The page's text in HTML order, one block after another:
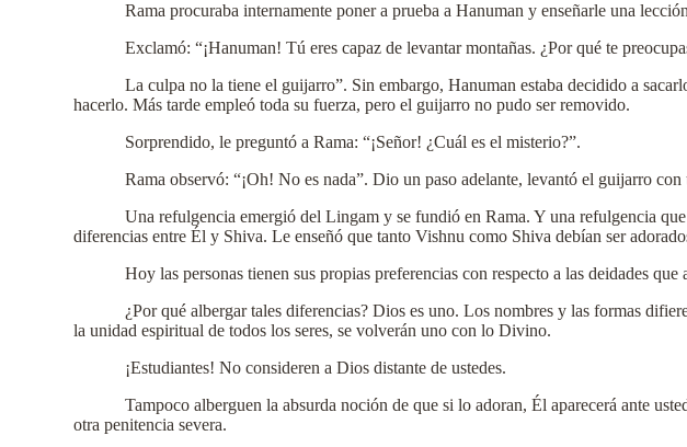
Rama procuraba internamente poner a prueba a Hanuman y enseñarle una
Exclamó: “¡Hanuman! Tú eres capaz de levantar montañas. ¿Por qué te
La culpa no la tiene el guijarro”. Sin embargo, Hanuman estaba decidido a
hacerlo. Más tarde empleó toda su fuerza, pero el guijarro no pudo ser removido.
Sorprendido, le preguntó a Rama: “¡Señor! ¿Cuál es el misterio?”.
Rama observó: “¡Oh! No es nada”. Dio un paso adelante, levantó el guijarro
Una refulgencia emergió del Lingam y se fundió en Rama. Y una refulgencia
diferencias entre Él y Shiva. Le enseñó que tanto Vishnu como Shiva debían ser
Hoy las personas tienen sus propias preferencias con respecto a las deidades
¿Por qué albergar tales diferencias? Dios es uno. Los nombres y las formas
la unidad espiritual de todos los seres, se volverán uno con lo Divino.
¡Estudiantes! No consideren a Dios distante de ustedes.
Tampoco alberguen la absurda noción de que si lo adoran, Él aparecerá ante
otra penitencia severa.